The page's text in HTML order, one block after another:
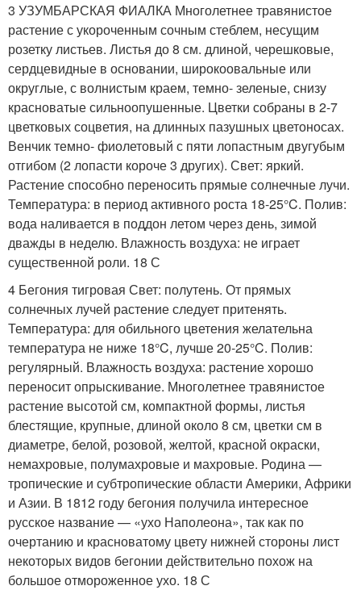
3 УЗУМБАРСКАЯ ФИАЛКА Многолетнее травянистое
растение с укороченным сочным стеблем, несущим
розетку листьев. Листья до 8 см. длиной, черешковые,
сердцевидные в основании, широкоовальные или
округлые, с волнистым краем, темно- зеленые, снизу
красноватые сильноопушенные. Цветки собраны в 2-7
цветковых соцветия, на длинных пазушных цветоносах.
Венчик темно- фиолетовый с пяти лопастным двугубым
отгибом (2 лопасти короче 3 других). Свет: яркий.
Растение способно переносить прямые солнечные лучи.
Температура: в период активного роста 18-25°C. Полив:
вода наливается в поддон летом через день, зимой
дважды в неделю. Влажность воздуха: не играет
существенной роли. 18 С
4 Бегония тигровая Свет: полутень. От прямых
солнечных лучей растение следует притенять.
Температура: для обильного цветения желательна
температура не ниже 18°C, лучше 20-25°C. Полив:
регулярный. Влажность воздуха: растение хорошо
переносит опрыскивание. Многолетнее травянистое
растение высотой см, компактной формы, листья
блестящие, крупные, длиной около 8 см, цветки см в
диаметре, белой, розовой, желтой, красной окраски,
немахровые, полумахровые и махровые. Родина —
тропические и субтропические области Америки, Африки
и Азии. В 1812 году бегония получила интересное
русское название — «ухо Наполеона», так как по
очертанию и красноватому цвету нижней стороны лист
некоторых видов бегонии действительно похож на
большое отмороженное ухо. 18 С